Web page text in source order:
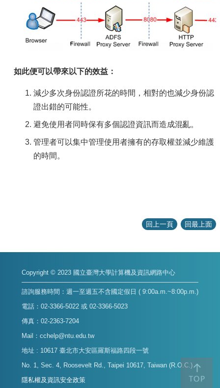
如此便可以帶來以下的效益：
減少多次身份認證所花的時間，相對的也減少身份認
證出錯的可能性。
避免使用者同時保有多個認證資訊而造成混亂。
管理者可以集中管理使用者擁有的存取權並減少維護
的時間。
回上一頁 回最上面
Copyright © 2023 國立臺灣大學計算機及資訊網路中心
諮詢服務時間：週一至週五不含國定假日 ( 9:00a.m.~8:00p.m.)
電話：02-3366-5022 或 02-3366-5023
傳真：02-2363-7204
Mail：cchelp@ntu.edu.tw
地址 : 10617 臺北市大安區羅斯福路四段一號
No. 1, Sec. 4, Roosevelt Rd., Taipei 10617, Taiwan (R.O.C.)
隱私權及資訊安全政策